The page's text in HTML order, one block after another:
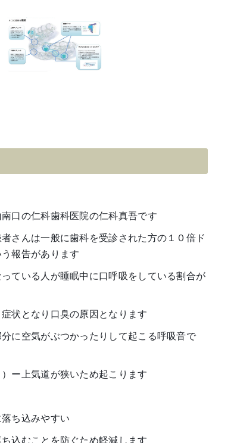
高齢者歯科・入れ歯
口の仁科歯科医院の仁科真吾です
さんは一般に歯科を受診された方の１０倍ド
報告があります
ている人が睡眠中に口呼吸をしている割合が
状となり口臭の原因となります
に空気がぶつかったりして起こる呼吸音で
ー上気道が狭いため起こります
ち込みやすい
込むことを防ぐため軽減します